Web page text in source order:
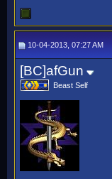
10-04-2013, 07:27 AM
[BC]afGun
Beast Self